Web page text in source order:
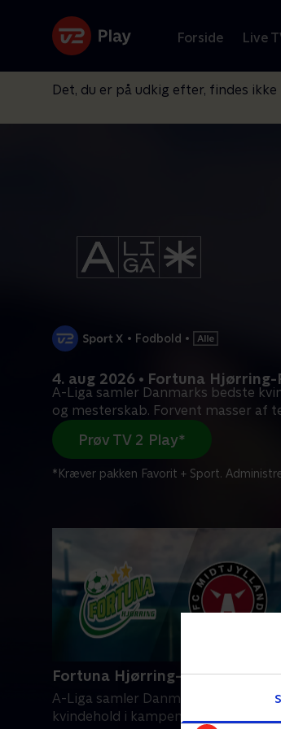
Forside Live
Det, du er på udkig efter, findes
• Fodbold •
4. aug 2026 • Fortuna
A-Liga samler Danmarks bedste
og mesterskab. Forvent masser af
Prøv TV 2 Play*
*Kræver pakken Favorit + Sport.
Fortuna Hjørring-FC
A-Liga samler Danmarks bedste
kvindehold i kampen om ære og